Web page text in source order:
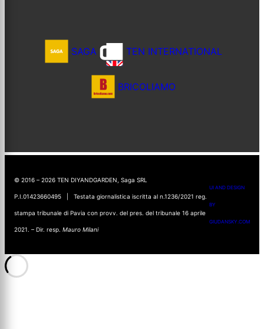
SAGA TEN INTERNATIONAL
BRICOLIAMO
© 2016 – 2026 TEN DIYANDGARDEN, Saga SRL
P.I.01423660495 | Testata giornalistica iscritta al n.1236/2021 reg.
stampa tribunale di Pavia con provv. del pres. del tribunale 16 aprile
2021. – Dir. resp. Mauro Milani
UI AND DESIGN
BY
GIUDANSKY.COM